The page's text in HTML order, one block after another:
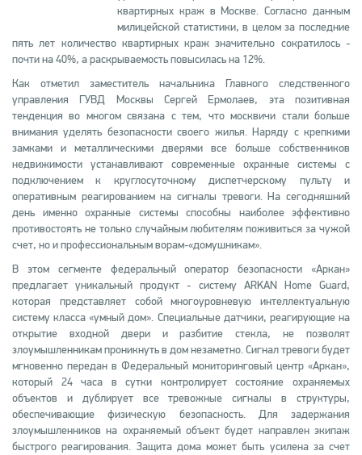
квартирных краж в Москве. Согласно данным
милицейской статистики, в целом за последние
пять лет количество квартирных краж значительно сократилось -
почти на 40%, а раскрываемость повысилась на 12%.
Как отметил заместитель начальника Главного следственного
управления ГУВД Москвы Сергей Ермолаев, эта позитивная
тенденция во многом связана с тем, что москвичи стали больше
внимания уделять безопасности своего жилья. Наряду с крепкими
замками и металлическими дверями все больше собственников
недвижимости устанавливают современные охранные системы с
подключением к круглосуточному диспетчерскому пульту и
оперативным реагированием на сигналы тревоги. На сегодняшний
день именно охранные системы способны наиболее эффективно
противостоять не только случайным любителям поживиться за чужой
счет, но и профессиональным ворам-«домушникам».
В этом сегменте федеральный оператор безопасности «Аркан»
предлагает уникальный продукт - систему ARKAN Home Guard,
которая представляет собой многоуровневую интеллектуальную
систему класса «умный дом». Специальные датчики, реагирующие на
открытие входной двери и разбитие стекла, не позволят
злоумышленникам проникнуть в дом незаметно. Сигнал тревоги будет
мгновенно передан в Федеральный мониторинговый центр «Аркан»,
который 24 часа в сутки контролирует состояние охраняемых
объектов и дублирует все тревожные сигналы в структуры,
обеспечивающие физическую безопасность. Для задержания
злоумышленников на охраняемый объект будет направлен экипаж
быстрого реагирования. Защита дома может быть усилена за счет